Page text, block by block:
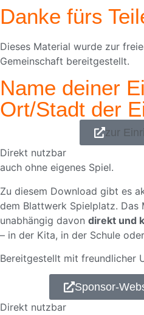
Danke fürs
Dieses Material wurde zur
Gemeinschaft bereitgestellt.
Name deiner
Ort/Stadt der
zur
Direkt nutzbar
auch ohne eigenes Spiel.
Zu diesem Download gibt es
dem Blattwerk Spielplatz. Das
unabhängig davon direkt und
– in der Kita, in der Schule
Bereitgestellt mit freundlicher
Sponsor-
Direkt nutzbar